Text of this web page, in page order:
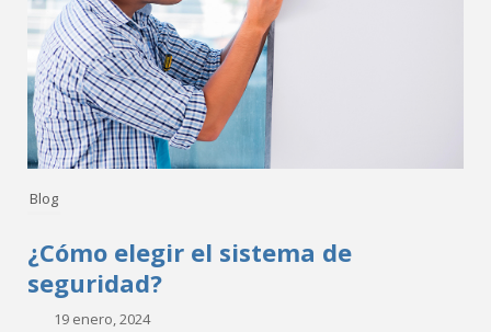
Blog
¿Cómo elegir el sistema de
seguridad?
19 enero, 2024